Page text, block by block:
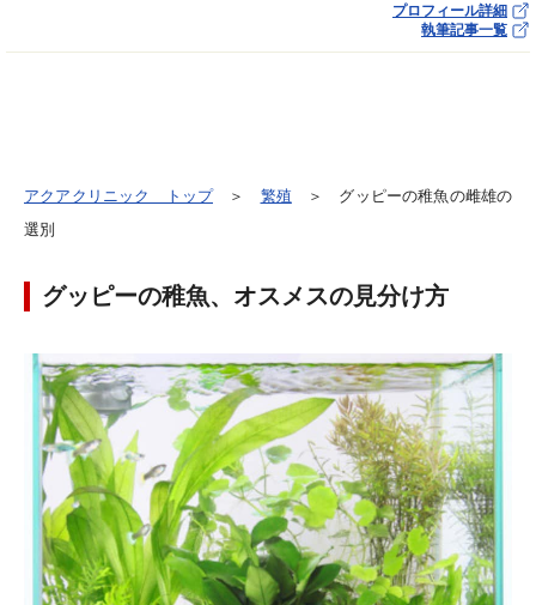
プロフィール詳細
執筆記事一覧
アクアクリニック トップ＞ 繁殖 ＞ グッピーの稚魚の雌雄の
選別
グッピーの稚魚、オスメスの見分け方